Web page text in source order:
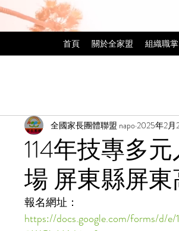
首頁 關於全家盟 組織職掌
114年技專多
場 屏東縣屏
全國家長團體聯盟 napo2025年2月
報名網址：
https://docs.google.com/forms/d/